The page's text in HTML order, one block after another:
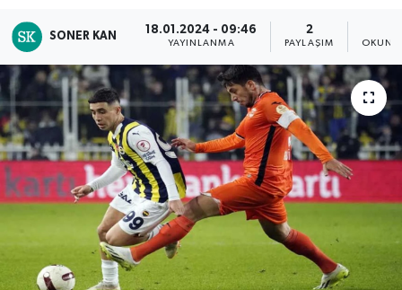
SONER KAN 18.01.2024 - 09:46
YAYINLANMA
2
PAYLAŞIM